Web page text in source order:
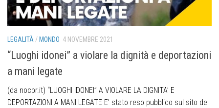
LEGALITÀ / MONDO 4 NOVEMBRE 2021
“Luoghi idonei” a violare la dignità e deportazioni
a mani legate
(da nocpr.it) “LUOGHI IDONEI” A VIOLARE LA DIGNITA’ E
DEPORTAZIONI A MANI LEGATE E’ stato reso pubblico sul sito del